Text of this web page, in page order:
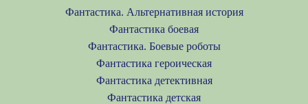
Фантастика. Альтернативная история
Фантастика боевая
Фантастика. Боевые роботы
Фантастика героическая
Фантастика детективная
Фантастика детская